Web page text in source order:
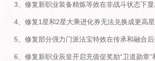
3、修复新职业装备精炼等效在非战斗状态下显
4、修复1星和2星大乘进化券无法兑换成更高星
5、修复部分强力门派法宝特效在传承和融合后
6、修复新职业辰皇开启充值促奖励“卫道勋章”